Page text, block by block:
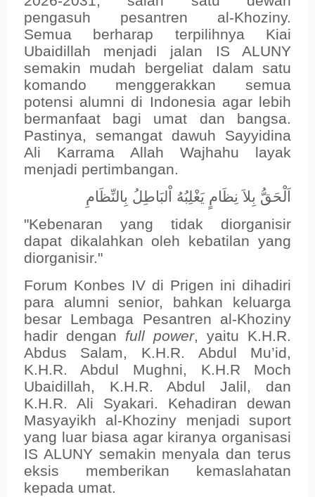
pengasuh pesantren al-Khoziny.
Semua berharap terpilihnya Kiai
Ubaidillah menjadi jalan IS ALUNY
semakin mudah bergeliat dalam satu
komando menggerakkan semua
potensi alumni di Indonesia agar lebih
bermanfaat bagi umat dan bangsa.
Pastinya, semangat dawuh Sayyidina
Ali Karrama Allah Wajhahu layak
menjadi pertimbangan.
اَلْحَقُّ بِلاَ نِظَامٍ يَغْلِبُهُ اْلبَاطِلُ بِالنِّظَامِ
"Kebenaran yang tidak diorganisir
dapat dikalahkan oleh kebatilan yang
diorganisir."
Forum Konbes IV di Prigen ini dihadiri
para alumni senior, bahkan keluarga
besar Lembaga Pesantren al-Khoziny
hadir dengan full power, yaitu K.H.R.
Abdus Salam, K.H.R. Abdul Mu’id,
K.H.R. Abdul Mughni, K.H.R Moch
Ubaidillah, K.H.R. Abdul Jalil, dan
K.H.R. Ali Syakari. Kehadiran dewan
Masyayikh al-Khoziny menjadi suport
yang luar biasa agar kiranya organisasi
IS ALUNY semakin menyala dan terus
eksis memberikan kemaslahatan
kepada umat.